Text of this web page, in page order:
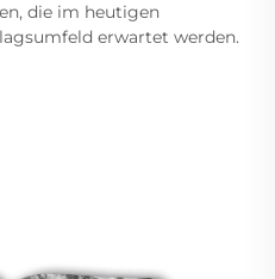
die im heutigen
erwartet werden.